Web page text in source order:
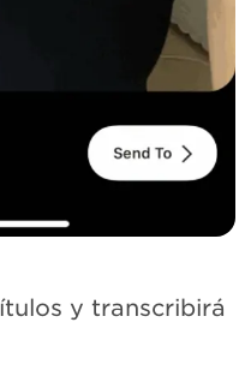
y transcribirá